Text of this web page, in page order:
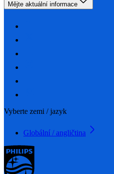
Mějte aktuální informace
Vyberte zemi / jazyk
Globální / angličtina